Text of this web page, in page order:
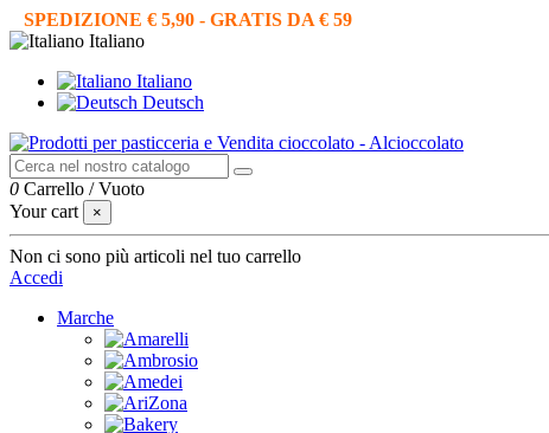
SPEDIZIONE € 5,90 - GRATIS DA € 59
Italiano
Italiano
Deutsch
0 Carrello /Vuoto
Your cart
×
Non ci sono più articoli nel tuo carrello
Accedi
Marche